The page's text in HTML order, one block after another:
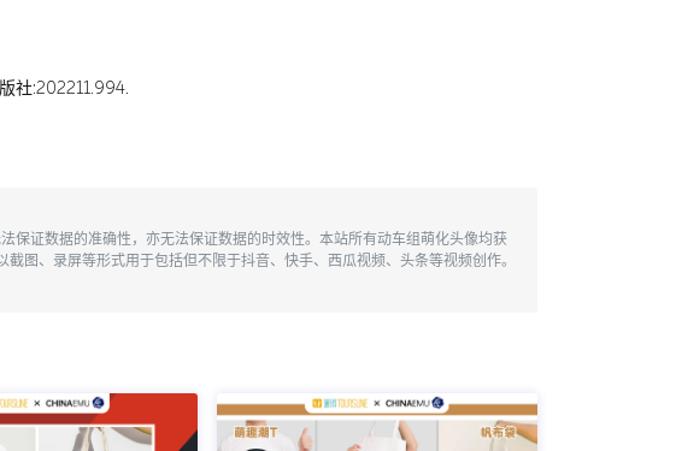
社:202211.994.
保证数据的准确性，亦无法保证数据的时效性。本站所有动车组萌化头像均获
图、录屏等形式用于包括但不限于抖音、快手、西瓜视频、头条等视频创作。